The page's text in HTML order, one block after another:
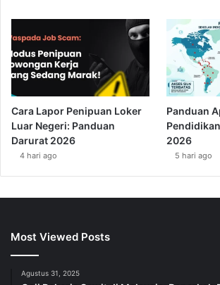
Cara Lapor Penipuan Loker
Luar Negeri: Panduan
Darurat 2026
4 hari ago
Panduan
2026
5 hari ago
Most Viewed Posts
Agustus 31, 2025